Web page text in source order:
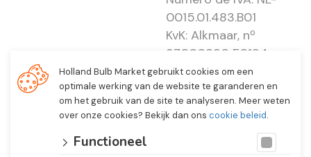
0015.01.483.B01
KvK: Alkmaar, nº
37000830 E0194 -
EBO 505
Holland Bulb Market gebruikt cookies om een
optimale werking van de website te garanderen en
om het gebruik van de site te analyseren. Meer weten
over onze cookies? Bekijk dan ons cookie beleid.
Functioneel